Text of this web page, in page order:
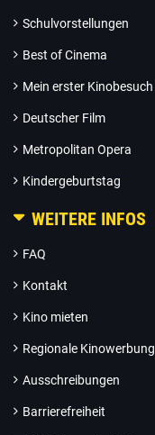
Schulvorstellungen
Best of Cinema
Mein erster Kinobesuch
Deutscher Film
Metropolitan Opera
Kindergeburtstag
WEITERE INFOS
FAQ
Kontakt
Kino mieten
Regionale Kinowerbung
Ausschreibungen
Barrierefreiheit